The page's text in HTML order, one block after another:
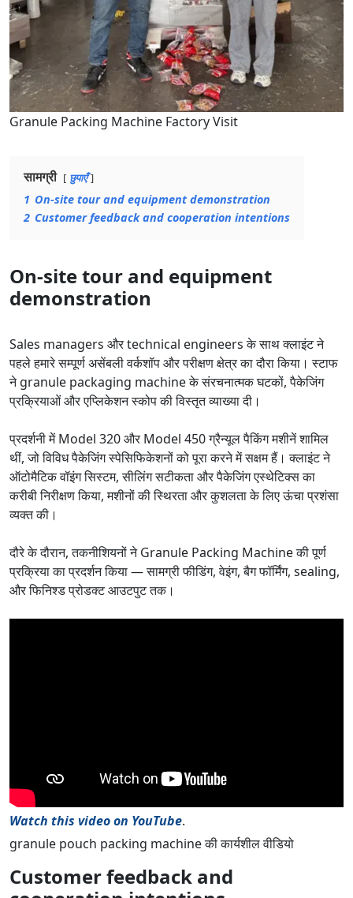
Granule Packing Machine Factory Visit
सामग्री छुपाएँ
1 On-site tour and equipment demonstration
2 Customer feedback and cooperation intentions
On-site tour and equipment
demonstration
Sales managers और technical engineers के साथ क्लाइंट ने
पहले हमारे सम्पूर्ण असेंबली वर्कशॉप और परीक्षण क्षेत्र का दौरा किया। स्टाफ
ने granule packaging machine के संरचनात्मक घटकों, पैकेजिंग
प्रक्रियाओं और एप्लिकेशन स्कोप की विस्तृत व्याख्या दी।
प्रदर्शनी में Model 320 और Model 450 ग्रैन्यूल पैकिंग मशीनें शामिल
थीं, जो विविध पैकेजिंग स्पेसिफिकेशनों को पूरा करने में सक्षम हैं। क्लाइंट ने
ऑटोमैटिक वॉइंग सिस्टम, सीलिंग सटीकता और पैकेजिंग एस्थेटिक्स का
करीबी निरीक्षण किया, मशीनों की स्थिरता और कुशलता के लिए ऊंचा प्रशंसा
व्यक्त की।
दौरे के दौरान, तकनीशियनों ने Granule Packing Machine की पूर्ण
प्रक्रिया का प्रदर्शन किया — सामग्री फीडिंग, वेइंग, बैग फॉर्मिंग, sealing,
और फिनिश्ड प्रोडक्ट आउटपुट तक।
Watch this video on YouTube.
granule pouch packing machine की कार्यशील वीडियो
Customer feedback and